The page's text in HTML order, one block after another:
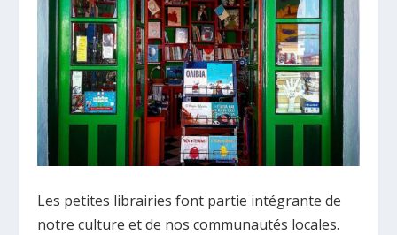
Les petites librairies font partie intégrante de
notre culture et de nos communautés locales.